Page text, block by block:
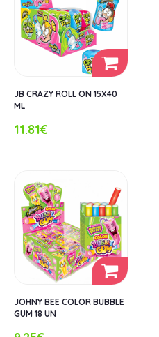
JB CRAZY ROLL ON 15X40
ML
11.81€
JOHNY BEE COLOR BUBBLE
GUM 18 UN